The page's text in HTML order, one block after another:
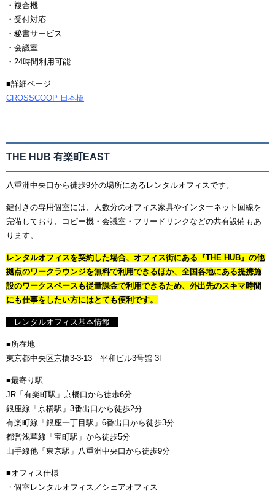
・複合機
・受付対応
・秘書サービス
・会議室
・24時間利用可能
■詳細ページ
CROSSCOOP 日本橋
THE HUB 有楽町EAST
八重洲中央口から徒歩9分の場所にあるレンタルオフィスです。
鍵付きの専用個室には、人数分のオフィス家具やインターネット回線を
完備しており、コピー機・会議室・フリードリンクなどの共有設備もあ
ります。
レンタルオフィスを契約した場合、オフィス街にある『THE HUB』の他
拠点のワークラウンジを無料で利用できるほか、全国各地にある提携施
設のワークスペースも従量課金で利用できるため、外出先のスキマ時間
にも仕事をしたい方にはとても便利です。
レンタルオフィス基本情報
■所在地
東京都中央区京橋3-3-13 平和ビル3号館 3F
■最寄り駅
JR「有楽町駅」京橋口から徒歩6分
銀座線「京橋駅」3番出口から徒歩2分
有楽町線「銀座一丁目駅」6番出口から徒歩3分
都営浅草線「宝町駅」から徒歩5分
山手線他「東京駅」八重洲中央口から徒歩9分
■オフィス仕様
・個室レンタルオフィス／シェアオフィス